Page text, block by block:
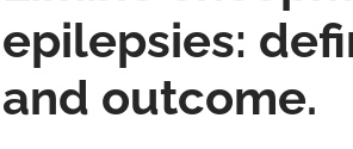
epilepsies:
and outcome.